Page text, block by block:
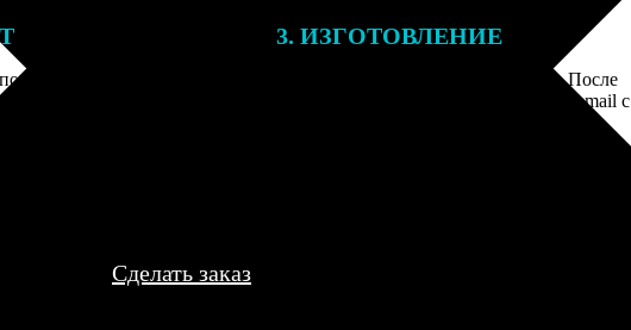
заказа к печати
могут связаться с Вами
телефону или email для
деталей.
3. ИЗГОТОВЛЕНИЕ
Оплатите заказ банковской картой. После
оплаты получите подтверждение на email с
описанием заказа. Когда отправим заказ
Сделать заказ